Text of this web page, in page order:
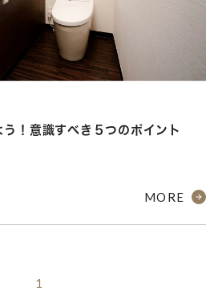
！意識すべき５つのポイント
MORE
1